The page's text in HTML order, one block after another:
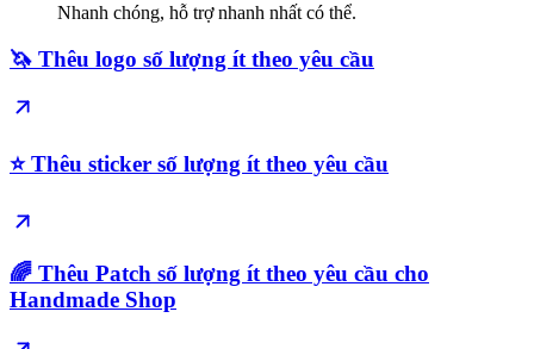
Nhanh chóng, hỗ trợ nhanh nhất có thể.
🦄 Thêu logo số lượng ít theo yêu cầu
⭐️ Thêu sticker số lượng ít theo yêu cầu
🌈 Thêu Patch số lượng ít theo yêu cầu cho
Handmade Shop